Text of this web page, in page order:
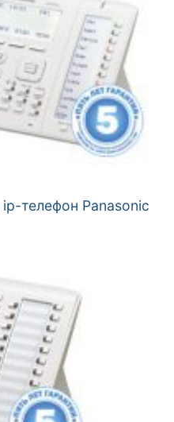
телефон Panasonic